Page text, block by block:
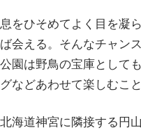
息をひそめてよく目を凝
ば会える。そんなチャン
公園は野鳥の宝庫として
グなどあわせて楽しむこ
北海道神宮に隣接する円